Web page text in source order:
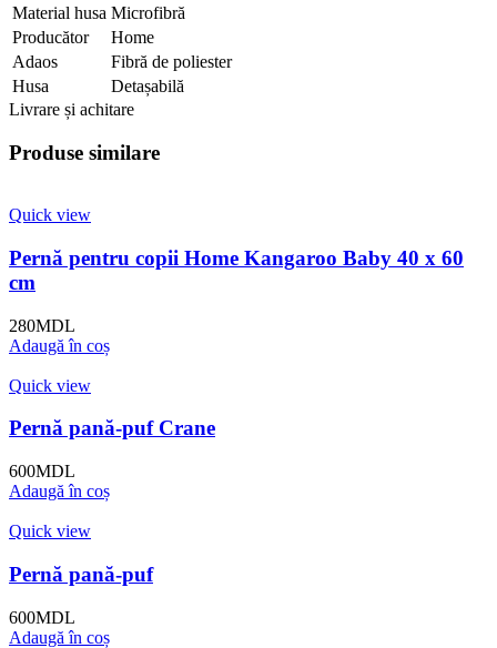
Material husa Microfibră
Producător
Home
Adaos
Fibră de poliester
Husa
Detașabilă
Livrare și achitare
Produse similare
Quick view
Pernă pentru copii Home Kangaroo Вaby 40 x 60
cm
280MDL
Adaugă în coș
Quick view
Pernă pană-puf Crane
600MDL
Adaugă în coș
Quick view
Pernă pană-puf
600MDL
Adaugă în coș